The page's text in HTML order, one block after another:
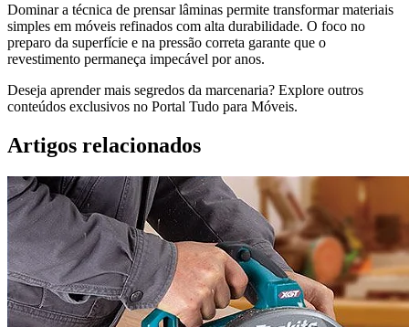
Dominar a técnica de prensar lâminas permite transformar materiais
simples em móveis refinados com alta durabilidade. O foco no
preparo da superfície e na pressão correta garante que o
revestimento permaneça impecável por anos.
Deseja aprender mais segredos da marcenaria? Explore outros
conteúdos exclusivos no Portal Tudo para Móveis.
Artigos relacionados